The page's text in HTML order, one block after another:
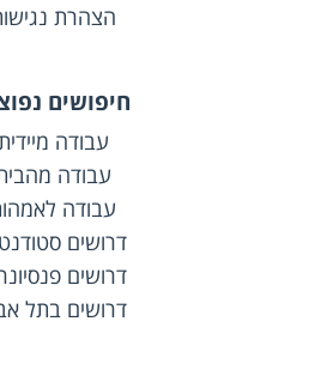
הצהרת
חיפושים
עבודה מיידית
עבודה
עבודה
דרושים
דרושים
דרושים בתל